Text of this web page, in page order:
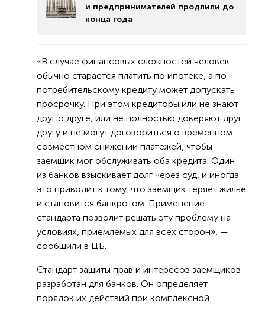
и предпринимателей продлили до
конца года
«В случае финансовых сложностей человек
обычно старается платить по ипотеке, а по
потребительскому кредиту может допускать
просрочку. При этом кредиторы или не знают
друг о друге, или не полностью доверяют друг
другу и не могут договориться о временном
совместном снижении платежей, чтобы
заемщик мог обслуживать оба кредита. Один
из банков взыскивает долг через суд, и иногда
это приводит к тому, что заемщик теряет жилье
и становится банкротом. Применение
стандарта позволит решать эту проблему на
условиях, приемлемых для всех сторон», —
сообщили в ЦБ.
Стандарт защиты прав и интересов заемщиков
разработан для банков. Он определяет
порядок их действий при комплексной